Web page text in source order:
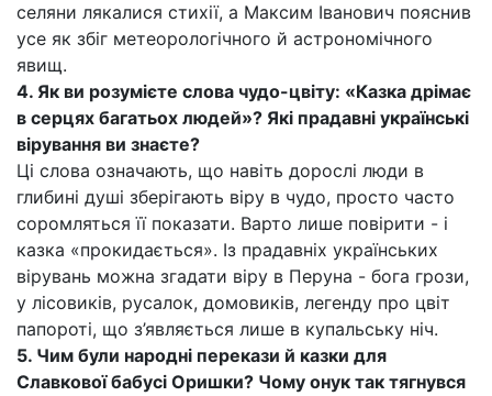
селяни лякалися стихії, а Максим Іванович пояснив
усе як збіг метеорологічного й астрономічного
явищ.
4. Як ви розумієте слова чудо-цвіту: «Казка дрімає
в серцях багатьох людей»? Які прадавні українські
вірування ви знаєте?
Ці слова означають, що навіть дорослі люди в
глибині душі зберігають віру в чудо, просто часто
соромляться її показати. Варто лише повірити - і
казка «прокидається». Із прадавніх українських
вірувань можна згадати віру в Перуна - бога грози,
у лісовиків, русалок, домовиків, легенду про цвіт
папороті, що з’являється лише в купальську ніч.
5. Чим були народні перекази й казки для
Славкової бабусі Оришки? Чому онук так тягнувся